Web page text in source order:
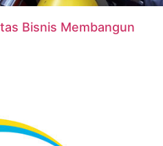
Bisnis Membangun